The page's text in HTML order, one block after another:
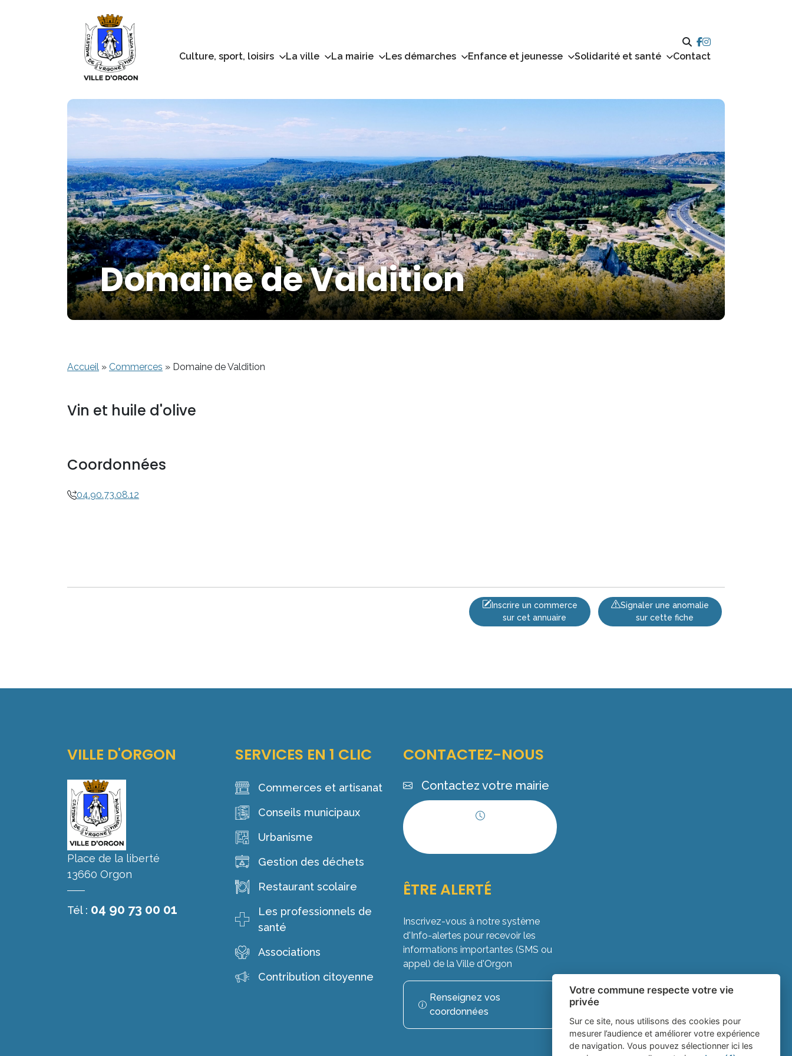
Culture, sport, loisirs La ville La mairie Les démarches Enfance et jeunesse Solidarité et santé Contact
Domaine de Valdition
Accueil » Commerces » Domaine de Valdition
Vin et huile d'olive
Coordonnées
04.90.73.08.12
Inscrire un commerce
sur cet annuaire
Signaler une anomalie
sur cette fiche
VILLE D'ORGON
Place de la liberté
13660 Orgon
Tél : 04 90 73 00 01
SERVICES EN 1 CLIC
Commerces et artisanat
Conseils municipaux
Urbanisme
Gestion des déchets
Restaurant scolaire
Les professionnels de
santé
Associations
Contribution citoyenne
CONTACTEZ-NOUS
Contactez votre mairie
ÊTRE ALERTÉ
Inscrivez-vous à notre système
d'Info-alertes pour recevoir les
informations importantes (SMS ou
appel) de la Ville d'Orgon
Renseignez vos
coordonnées
Votre commune respecte votre vie
privée
Sur ce site, nous utilisons des cookies pour
mesurer l’audience et améliorer votre expérience
de navigation. Vous pouvez sélectionner ici les